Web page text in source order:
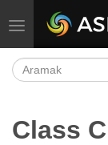
Gezinmeyi aç/
Class